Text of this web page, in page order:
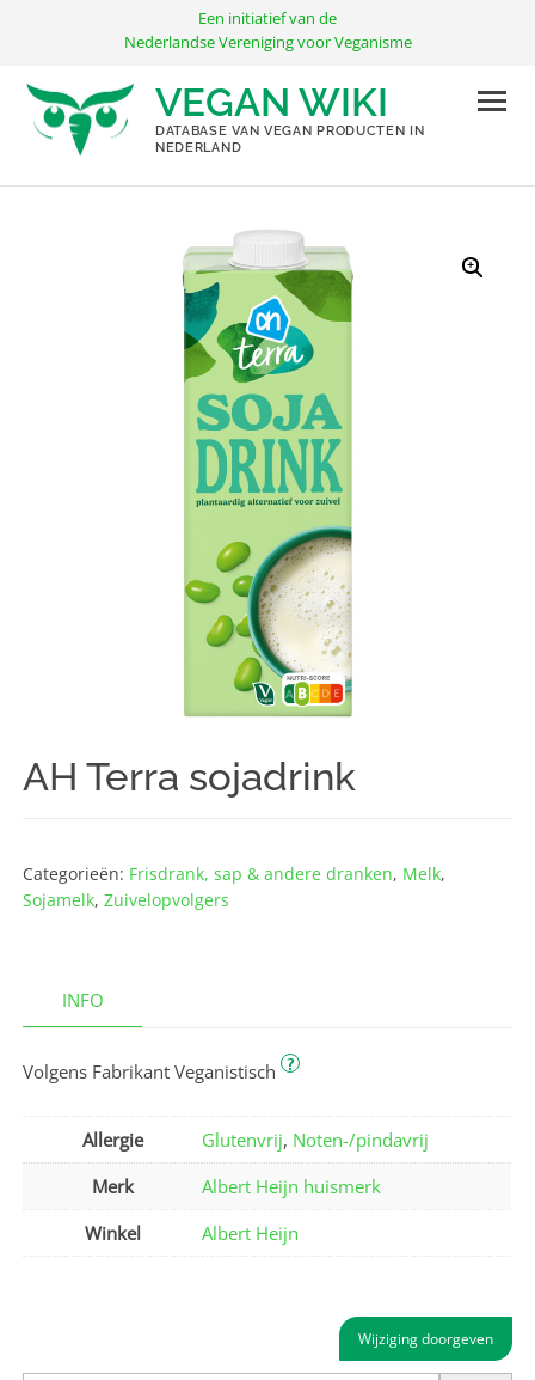
inhoud
Een initiatief van de
Nederlandse Vereniging voor Veganisme
VEGAN WIKI
DATABASE VAN VEGAN PRODUCTEN IN
NEDERLAND
AH Terra sojadrink
Categorieën: Frisdrank, sap & andere dranken, Melk,
Sojamelk,Zuivelopvolgers
INFO
Volgens Fabrikant Veganistisch ?
Allergie Glutenvrij, Noten-/pindavrij
Merk
Albert Heijn huismerk
Winkel
Albert Heijn
Wijziging doorgeven